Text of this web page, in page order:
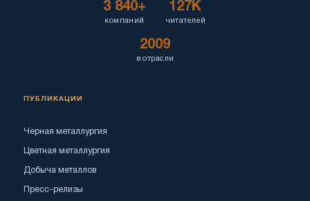
3 840+
компаний
127K
читателей
2009
в отрасли
ПУБЛИКАЦИИ
Черная металлургия
Цветная металлургия
Добыча металлов
Пресс-релизы